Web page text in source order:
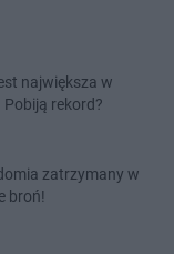
największa w
rekord?
zatrzymany w
broń!